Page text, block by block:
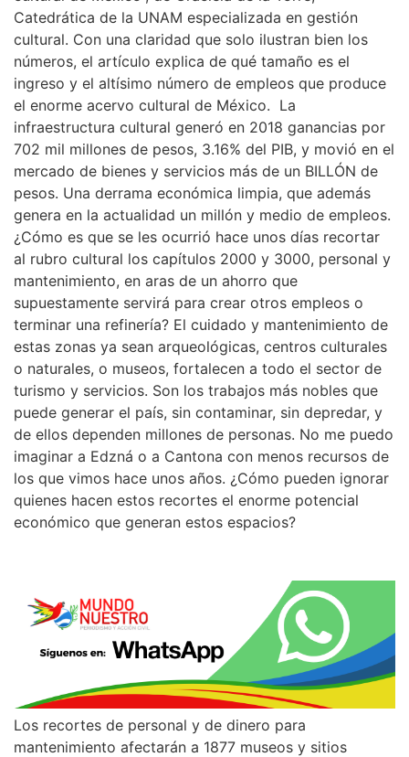
Catedrática de la UNAM especializada en gestión
cultural. Con una claridad que solo ilustran bien los
números, el artículo explica de qué tamaño es el
ingreso y el altísimo número de empleos que produce
el enorme acervo cultural de México. La
infraestructura cultural generó en 2018 ganancias por
702 mil millones de pesos, 3.16% del PIB, y movió en el
mercado de bienes y servicios más de un BILLÓN de
pesos. Una derrama económica limpia, que además
genera en la actualidad un millón y medio de empleos.
¿Cómo es que se les ocurrió hace unos días recortar
al rubro cultural los capítulos 2000 y 3000, personal y
mantenimiento, en aras de un ahorro que
supuestamente servirá para crear otros empleos o
terminar una refinería? El cuidado y mantenimiento de
estas zonas ya sean arqueológicas, centros culturales
o naturales, o museos, fortalecen a todo el sector de
turismo y servicios. Son los trabajos más nobles que
puede generar el país, sin contaminar, sin depredar, y
de ellos dependen millones de personas. No me puedo
imaginar a Edzná o a Cantona con menos recursos de
los que vimos hace unos años. ¿Cómo pueden ignorar
quienes hacen estos recortes el enorme potencial
económico que generan estos espacios?
Los recortes de personal y de dinero para
mantenimiento afectarán a 1877 museos y sitios